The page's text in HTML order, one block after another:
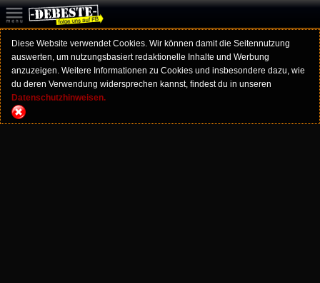
Diese Website verwendet Cookies. Wir können damit die Seitennutzung
auswerten, um nutzungsbasiert redaktionelle Inhalte und Werbung
anzuzeigen. Weitere Informationen zu Cookies und insbesondere dazu, wie
du deren Verwendung widersprechen kannst, findest du in unseren
Datenschutzhinweisen.